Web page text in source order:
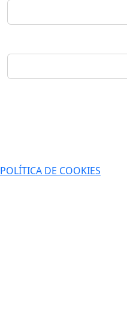
POLÍTICA DE COOKIES